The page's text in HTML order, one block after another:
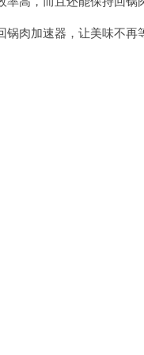
肉加速器，让美味不再